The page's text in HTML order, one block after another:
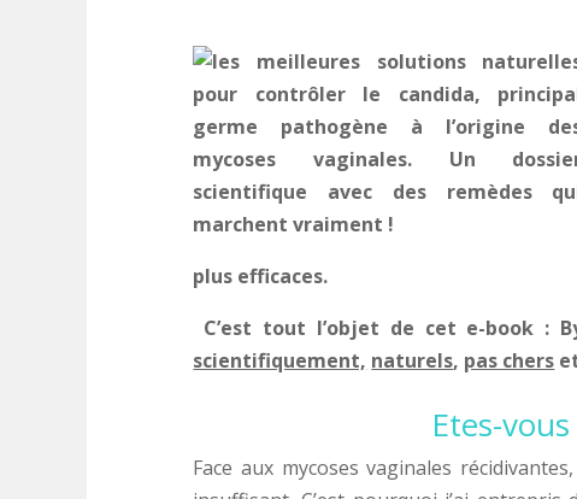
plus efficaces.
C’est tout l’objet de cet e-book :
scientifiquement, naturels, pas chers
Etes-
Face aux mycoses vaginales